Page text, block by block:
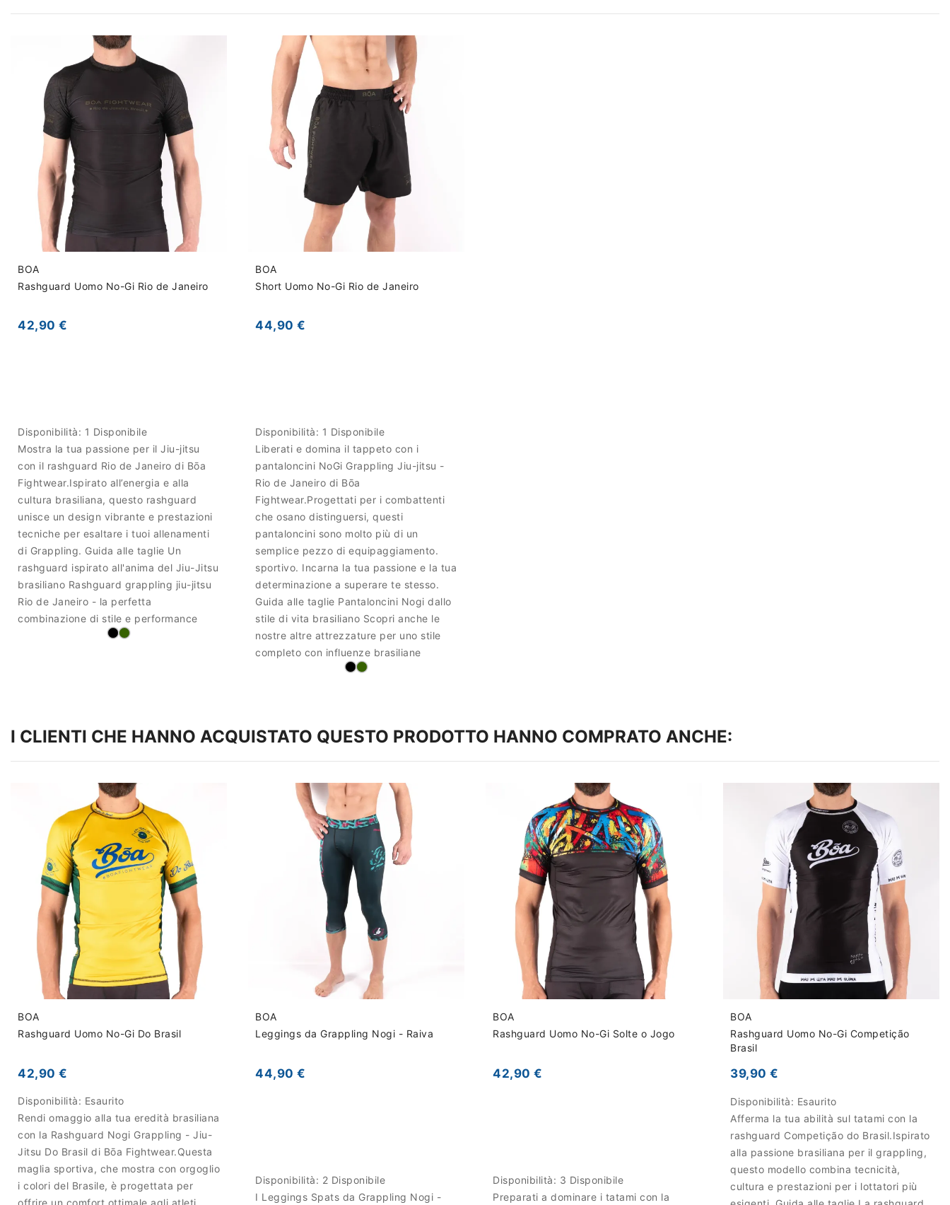
BOA
Rashguard Uomo No-Gi Rio de Janeiro
42,90 €
Disponibilità: 1 Disponibile
Mostra la tua passione per il Jiu-jitsu
con il rashguard Rio de Janeiro di Bōa
Fightwear.Ispirato all’energia e alla
cultura brasiliana, questo rashguard
unisce un design vibrante e prestazioni
tecniche per esaltare i tuoi allenamenti
di Grappling. Guida alle taglie Un
rashguard ispirato all'anima del Jiu-Jitsu
brasiliano Rashguard grappling jiu-jitsu
Rio de Janeiro - la perfetta
combinazione di stile e performance
BOA
Short Uomo No-Gi Rio de Janeiro
44,90 €
Disponibilità: 1 Disponibile
Liberati e domina il tappeto con i
pantaloncini NoGi Grappling Jiu-jitsu -
Rio de Janeiro di Bōa
Fightwear.Progettati per i combattenti
che osano distinguersi, questi
pantaloncini sono molto più di un
semplice pezzo di equipaggiamento.
sportivo. Incarna la tua passione e la tua
determinazione a superare te stesso.
Guida alle taglie Pantaloncini Nogi dallo
stile di vita brasiliano Scopri anche le
nostre altre attrezzature per uno stile
completo con influenze brasiliane
I CLIENTI CHE HANNO ACQUISTATO QUESTO PRODOTTO HANNO COMPRATO ANCHE:
BOA
Rashguard Uomo No-Gi Do Brasil
42,90 €
Disponibilità: Esaurito
Rendi omaggio alla tua eredità brasiliana
con la Rashguard Nogi Grappling - Jiu-
Jitsu Do Brasil di Bōa Fightwear.Questa
maglia sportiva, che mostra con orgoglio
i colori del Brasile, è progettata per
offrire un comfort ottimale agli atleti
BOA
Leggings da Grappling Nogi - Raiva
44,90 €
Disponibilità: 2 Disponibile
I Leggings Spats da Grappling Nogi -
BOA
Rashguard Uomo No-Gi Solte o Jogo
42,90 €
Disponibilità: 3 Disponibile
Preparati a dominare i tatami con la
BOA
Rashguard Uomo No-Gi Competição
Brasil
39,90 €
Disponibilità: Esaurito
Afferma la tua abilità sul tatami con la
rashguard Competição do Brasil.Ispirato
alla passione brasiliana per il grappling,
questo modello combina tecnicità,
cultura e prestazioni per i lottatori più